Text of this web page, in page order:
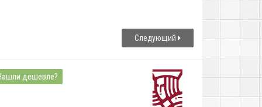
Следующий
дешевле?